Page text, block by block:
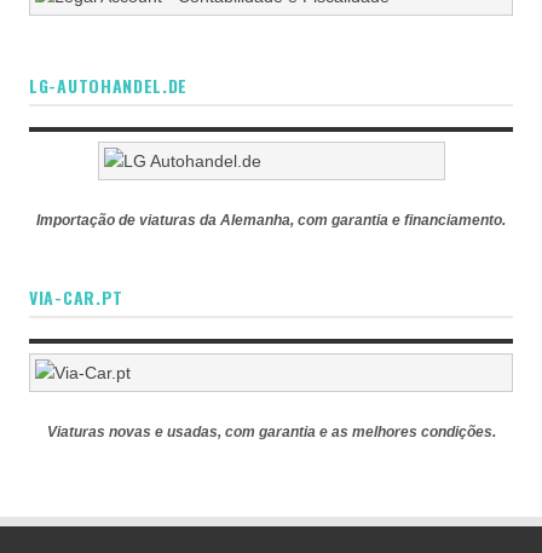
LG-AUTOHANDEL.DE
Importação de viaturas da Alemanha, com garantia e financiamento.
VIA-CAR.PT
Viaturas novas e usadas, com garantia e as melhores condições.